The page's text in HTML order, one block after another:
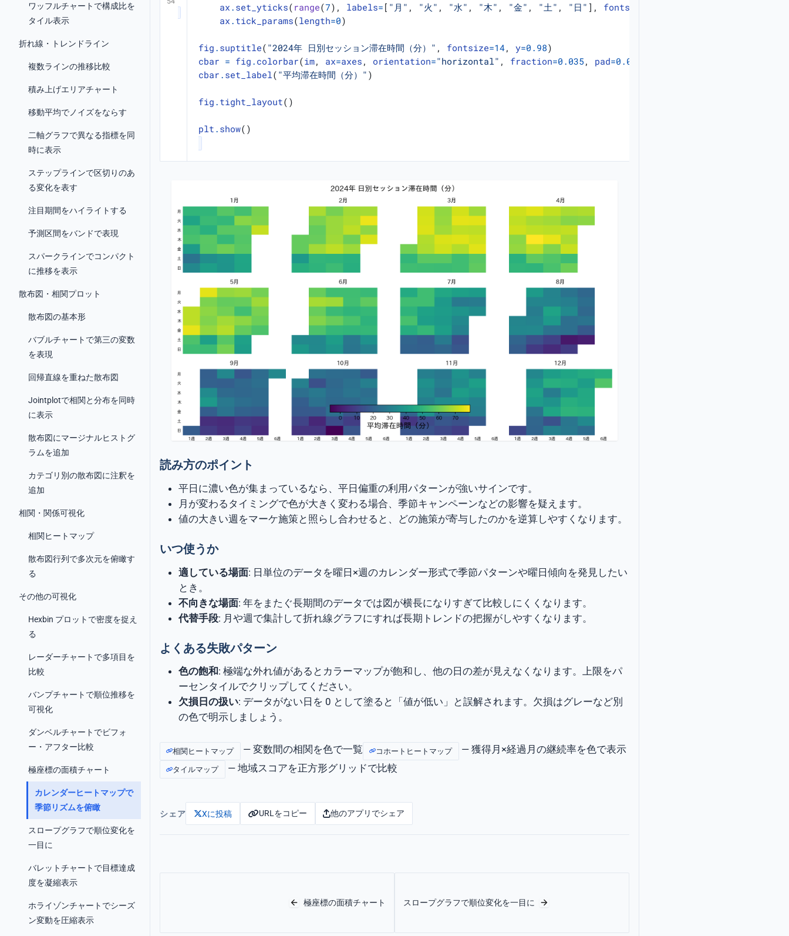
ワッフルチャートで構成比を
タイル表示
折れ線・トレンドライン
複数ラインの推移比較
積み上げエリアチャート
移動平均でノイズをならす
二軸グラフで異なる指標を同
時に表示
ステップラインで区切りのあ
る変化を表す
注目期間をハイライトする
予測区間をバンドで表現
スパークラインでコンパクト
に推移を表示
散布図・相関プロット
散布図の基本形
バブルチャートで第三の変数
を表現
回帰直線を重ねた散布図
Jointplotで相関と分布を同時
に表示
散布図にマージナルヒストグ
ラムを追加
カテゴリ別の散布図に注釈を
追加
相関・関係可視化
相関ヒートマップ
散布図行列で多次元を俯瞰す
る
その他の可視化
Hexbin プロットで密度を捉え
る
レーダーチャートで多項目を
比較
バンプチャートで順位推移を
可視化
ダンベルチャートでビフォ
ー・アフター比較
極座標の面積チャート
カレンダーヒートマップで
季節リズムを俯瞰
スロープグラフで順位変化を
一目に
バレットチャートで目標達成
度を凝縮表示
ホライゾンチャートでシーズ
ン変動を圧縮表示
ax . set_yticks( range(7), labels= [ "月" , "火" , "水" , "木" , "金" , "土" , "日" ], fontsize
ax . tick_params(length=0)
fig . suptitle( "2024年 日別セッション滞在時間（分）" , fontsize=14, y=0.98)
cbar = fig . colorbar(im, ax=axes , orientation="horizontal" , fraction=0.035 , pad=0.08
cbar . set_label( "平均滞在時間（分）" )
fig . tight_layout()
plt . show()
読み方のポイント
平日に濃い色が集まっているなら、平日偏重の利用パターンが強いサインです。
月が変わるタイミングで色が大きく変わる場合、季節キャンペーンなどの影響を疑えます。
値の大きい週をマーケ施策と照らし合わせると、どの施策が寄与したのかを逆算しやすくなります。
いつ使うか
適している場面: 日単位のデータを曜日×週のカレンダー形式で季節パターンや曜日傾向を発見したい
とき。
不向きな場面: 年をまたぐ長期間のデータでは図が横長になりすぎて比較しにくくなります。
代替手段: 月や週で集計して折れ線グラフにすれば長期トレンドの把握がしやすくなります。
よくある失敗パターン
色の飽和: 極端な外れ値があるとカラーマップが飽和し、他の日の差が見えなくなります。上限をパ
ーセンタイルでクリップしてください。
欠損日の扱い: データがない日を 0 として塗ると「値が低い」と誤解されます。欠損はグレーなど別
の色で明示しましょう。
相関ヒートマップ — 変数間の相関を色で一覧 コホートヒートマップ — 獲得月×経過月の継続率を色で表示
タイルマップ — 地域スコアを正方形グリッドで比較
シェア Xに投稿 URLをコピー 他のアプリでシェア
極座標の面積チャート スロープグラフで順位変化を一目に